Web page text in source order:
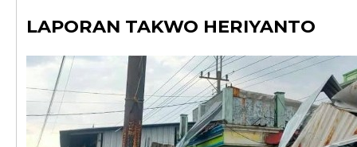
Razia Transaksi
LAPORAN TAKWO HERIYANTO